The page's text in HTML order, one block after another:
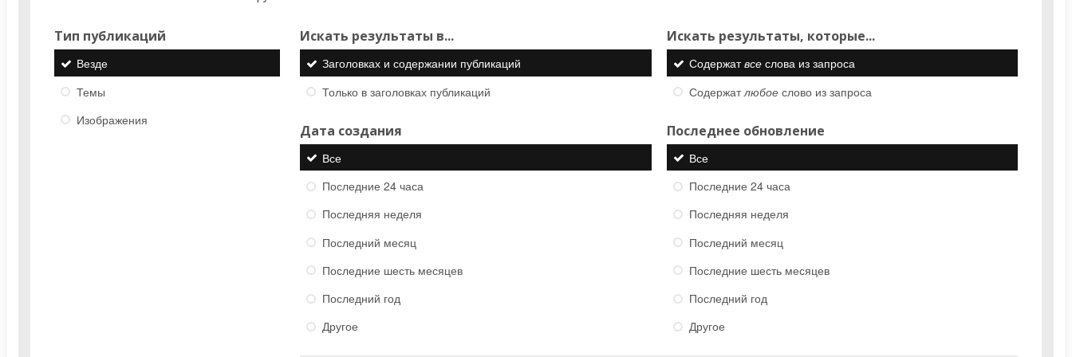
Тип публикаций
Везде
Темы
Изображения
Искать результаты в...
Заголовках и содержании публикаций
Только в заголовках публикаций
Искать результаты, которые...
Содержатвсеслова из запроса
Содержатлюбоеслово из запроса
Дата создания
Все
Последние 24 часа
Последняя неделя
Последний месяц
Последние шесть месяцев
Последний год
Другое
Последнее обновление
Все
Последние 24 часа
Последняя неделя
Последний месяц
Последние шесть месяцев
Последний год
Другое